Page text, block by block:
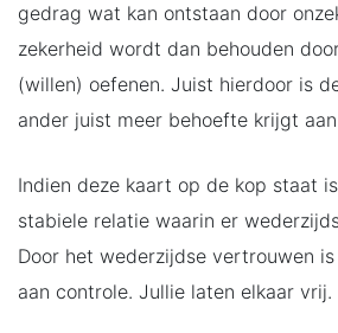
gedrag wat kan ontstaan door
zekerheid wordt dan behouden
(willen) oefenen. Juist hierdoor is
ander juist meer behoefte krijgt
Indien deze kaart op de kop staat
stabiele relatie waarin er
Door het wederzijdse vertrouwen
aan controle. Jullie laten elkaar vrij.